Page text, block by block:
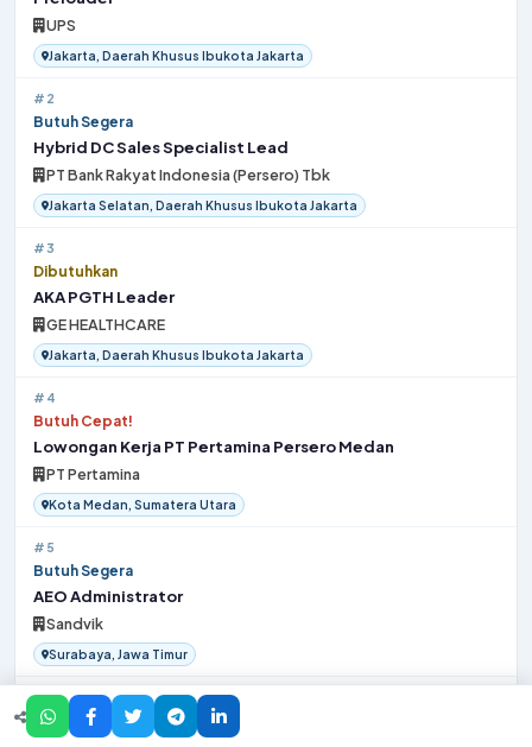
UPS
Jakarta, Daerah Khusus Ibukota Jakarta
#2
Butuh Segera
Hybrid DC Sales Specialist Lead
PT Bank Rakyat Indonesia (Persero) Tbk
Jakarta Selatan, Daerah Khusus Ibukota Jakarta
#3
Dibutuhkan
AKA PGTH Leader
GE HEALTHCARE
Jakarta, Daerah Khusus Ibukota Jakarta
#4
Butuh Cepat!
Lowongan Kerja PT Pertamina Persero Medan
PT Pertamina
Kota Medan, Sumatera Utara
#5
Butuh Segera
AEO Administrator
Sandvik
Surabaya, Jawa Timur
#6
Dibutuhkan